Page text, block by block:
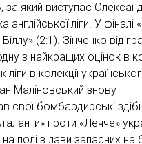
за який виступає
ліги. У фіналі
(2:1). Зінченко
з найкращих оцінок в
в колекції
Маліновський знову
свої бомбардирські
проти «Лечче»
полі з лави запасних на